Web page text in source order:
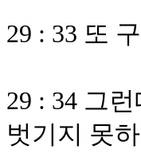
29 : 33 또
29 : 34 그
벗기지 못